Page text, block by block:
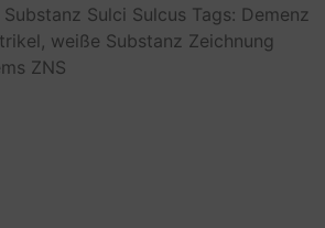
Substanz Sulci Sulcus Tags: Demenz
weiße Substanz Zeichnung
ZNS